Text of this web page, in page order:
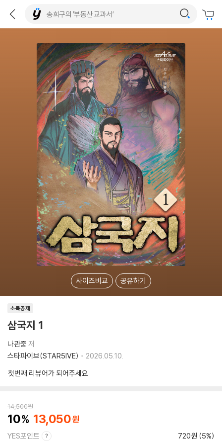
사이즈비교 공유하기
소득공제
삼국지 1
나관중 저
스타파이브(STAR5IVE)
2026.05.10.
첫번째 리뷰어가 되어주세요
14,500원
10 13,050
YES포인트 720원 (5%)